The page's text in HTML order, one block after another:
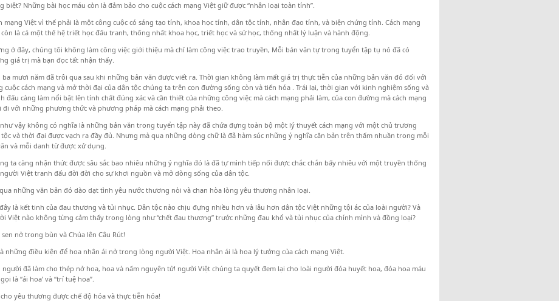
biệt? Những bài học máu còn là đảm bảo cho cuộc cách mạng Việt giữ được “nhân loại toàn tính”.
mạng Việt vì thế phải là một công cuộc có sáng tạo tính, khoa học tính, dân tộc tính, nhân đạo tính, và biện chứng tính. Cách mạng
còn là cả một thế hệ triết học đấu tranh, thống nhất khoa học, triết học và sử học, thống nhất lý luận và hành động.
ở đây, chúng tôi không làm công việc giới thiệu mà chỉ làm công việc trao truyền, Mỗi bản văn tự trong tuyển tập tụ nó đã có
giá trị mà bạn đọc tất nhận thấy.
ba mươi năm đã trôi qua sau khi những bản văn được viết ra. Thời gian không làm mất giá trị thực tiễn của những bản văn đó đối với
cuộc cách mạng và mở thời đại của dân tộc chúng ta trên con đường sống còn và tiến hóa . Trái lại, thời gian với kinh nghiệm sống và
đấu càng làm nổi bật lên tính chất đúng xác và cần thiết của những công việc mà cách mạng phải làm, của con đường mà cách mạng
đi với những phương thức và phương pháp mà cách mạng phải theo.
vậy không có nghĩa là những bản văn trong tuyển tập này đã chứa đựng toàn bộ một lý thuyết cách mạng với một chủ trương
và thời đại được vạch ra đầy đủ. Nhưng mà qua những dòng chữ là đã hàm súc những ý nghĩa căn bản trên thấm nhuần trong mỗi
và mỗi danh từ được xử dụng.
ta càng nhận thức được sâu sắc bao nhiêu những ý nghĩa đó là đã tự mình tiếp nối được chắc chắn bấy nhiêu với một truyền thống
Việt tranh đấu đời đời cho sự khơi nguồn và mở dòng sống của dân tộc.
những văn bản đó dào dạt tình yêu nước thương nòi và chan hòa lòng yêu thương nhân loại.
là kết tinh của đau thương và tủi nhục. Dân tộc nào chịu đựng nhiều hơn và lâu hơn dân tộc Việt những tội ác của loài người? Và
Việt nào không từng cảm thấy trong lòng như “chết đau thương” trước những đau khổ và tủi nhục của chính mình và đồng loại?
sen nở trong bùn và Chúa lên Câu Rút!
những điều kiện để hoa nhân ái nở trong lòng người Việt. Hoa nhân ái là hoa lý tưởng của cách mạng Việt.
người đã làm cho thép nở hoa, hoa và nấm nguyên tử! người Việt chúng ta quyết đem lại cho loài người đóa huyết hoa, đóa hoa máu
là “ái hoa’ và “trí tuệ hoa”.
cho yêu thương được chế độ hóa và thực tiễn hóa!